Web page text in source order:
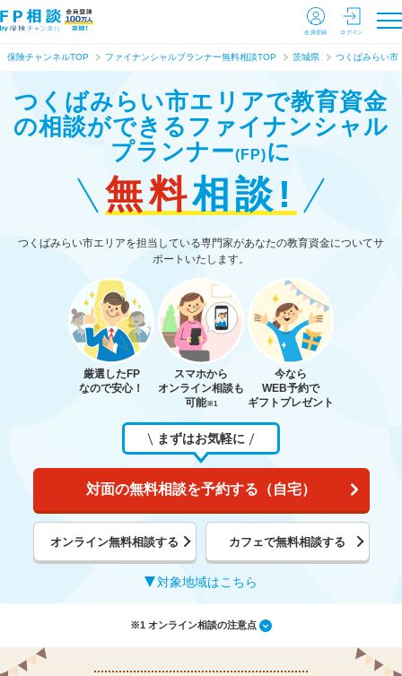
会員登録 ログイン
保険チャンネルTOP ファイナンシャルプランナー無料相談TOP 茨城県 つくばみらい市
つくばみらい市エリアで教育資金
の相談ができる ファイナンシャル
プランナー(FP)に
無料相談!
つくばみらい市エリアを担当している専門家があなたの教育資金についてサ
ポートいたします。
厳選したFP
なので安心！
スマホから
オンライン相談も
可能※1
今なら
WEB予約で
ギフトプレゼント
まずはお気軽に
対面の無料相談を予約する（自宅）
オンライン無料相談する カフェで無料相談する
対象地域はこちら
※1 オンライン相談の注意点